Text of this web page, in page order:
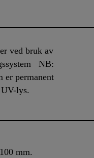
ved bruk av
NB:
er permanent
lys.
mm.